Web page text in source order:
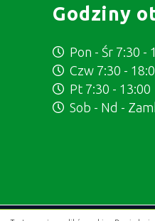
Godziny
Pon - Śr 7:30 -
Czw 7:30 -
Pt 7:30 - 13:00
Sob - Nd -